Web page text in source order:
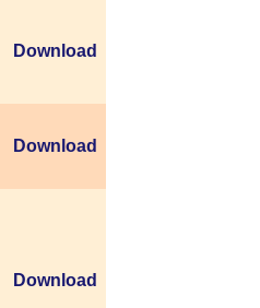
Download
Download
Download